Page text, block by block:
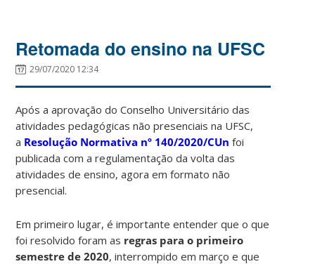
Retomada do ensino na UFSC
29/07/2020 12:34
Após a aprovação do Conselho Universitário das
atividades pedagógicas não presenciais na UFSC,
a Resolução Normativa nº 140/2020/CUn foi
publicada com a regulamentação da volta das
atividades de ensino, agora em formato não
presencial.
Em primeiro lugar, é importante entender que o que
foi resolvido foram as regras para o primeiro
semestre de 2020, interrompido em março e que